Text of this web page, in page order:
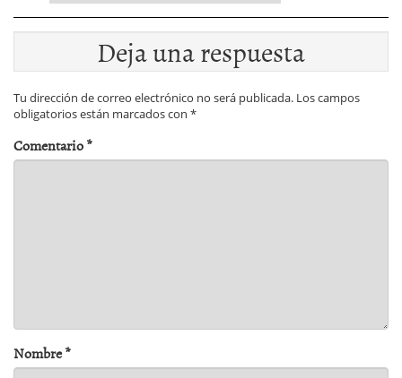
Deja una respuesta
Tu dirección de correo electrónico no será publicada. Los campos
obligatorios están marcados con *
Comentario*
Nombre*